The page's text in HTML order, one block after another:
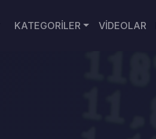
KATEGORİLER VİDEOLAR